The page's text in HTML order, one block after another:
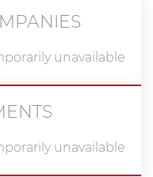
unavailable
unavailable